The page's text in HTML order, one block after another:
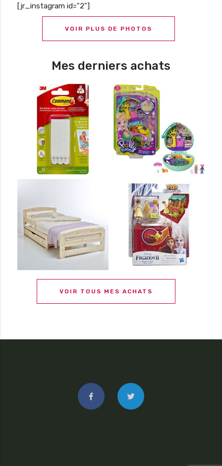
[jr_instagram id="2"]
VOIR PLUS DE PHOTOS
Mes derniers achats
VOIR TOUS MES ACHATS